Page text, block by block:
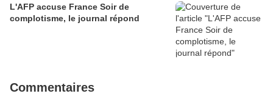
L'AFP accuse France Soir de
complotisme, le journal répond
Commentaires